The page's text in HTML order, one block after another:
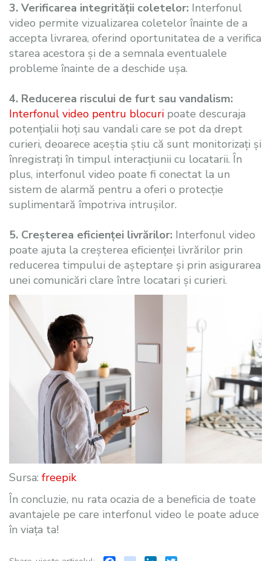
3. Verificarea integrității coletelor: Interfonul
video permite vizualizarea coletelor înainte de a
accepta livrarea, oferind oportunitatea de a verifica
starea acestora și de a semnala eventualele
probleme înainte de a deschide ușa.
4. Reducerea riscului de furt sau vandalism:
Interfonul video pentru blocuri poate descuraja
potențialii hoți sau vandali care se pot da drept
curieri, deoarece aceștia știu că sunt monitorizați și
înregistrați în timpul interacțiunii cu locatarii. În
plus, interfonul video poate fi conectat la un
sistem de alarmă pentru a oferi o protecție
suplimentară împotriva intrușilor.
5. Creșterea eficienței livrărilor: Interfonul video
poate ajuta la creșterea eficienței livrărilor prin
reducerea timpului de așteptare și prin asigurarea
unei comunicări clare între locatari și curieri.
Sursa: freepik
În concluzie, nu rata ocazia de a beneficia de toate
avantajele pe care interfonul video le poate aduce
în viața ta!